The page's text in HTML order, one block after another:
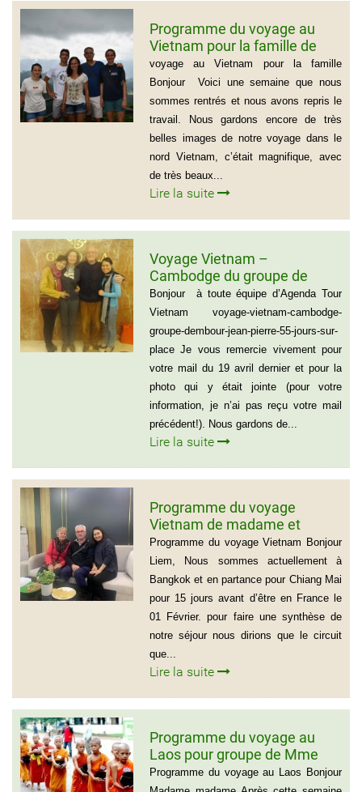
Programme du voyage au
Vietnam pour la famille de
Mme BEAUGRAND
voyage au Vietnam pour la famille
Bonjour Voici une semaine que nous
sommes rentrés et nous avons repris le
travail. Nous gardons encore de très
belles images de notre voyage dans le
nord Vietnam, c’était magnifique, avec
de très beaux...
Lire la suite
Voyage Vietnam –
Cambodge du groupe de
madame et Monsieur
DEMBOUR JEAN-PIERRE (55
jours sur place)
Bonjour à toute équipe d’Agenda Tour
Vietnam voyage-vietnam-cambodge-
groupe-dembour-jean-pierre-55-jours-sur-
place Je vous remercie vivement pour
votre mail du 19 avril dernier et pour la
photo qui y était jointe (pour votre
information, je n’ai pas reçu votre mail
précédent!). Nous gardons de...
Lire la suite
Programme du voyage
Vietnam de madame et
Monsieur Michel et Michèle
LEROUX
Programme du voyage Vietnam Bonjour
Liem, Nous sommes actuellement à
Bangkok et en partance pour Chiang Mai
pour 15 jours avant d’être en France le
01 Février. pour faire une synthèse de
notre séjour nous dirions que le circuit
que...
Lire la suite
Programme du voyage au
Laos pour groupe de Mme
Samul Le Vourch, 7
personnes
Programme du voyage au Laos Bonjour